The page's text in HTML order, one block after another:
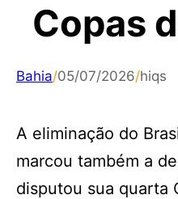
Copas
Bahia/05/07/2026/hiqs
A eliminação do
marcou também a
disputou sua quarta